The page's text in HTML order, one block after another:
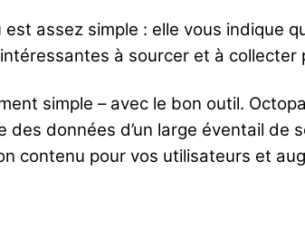
assez simple : elle vous indique
à sourcer et à collecter
simple – avec le bon outil.
données d’un large éventail de
contenu pour vos utilisateurs et